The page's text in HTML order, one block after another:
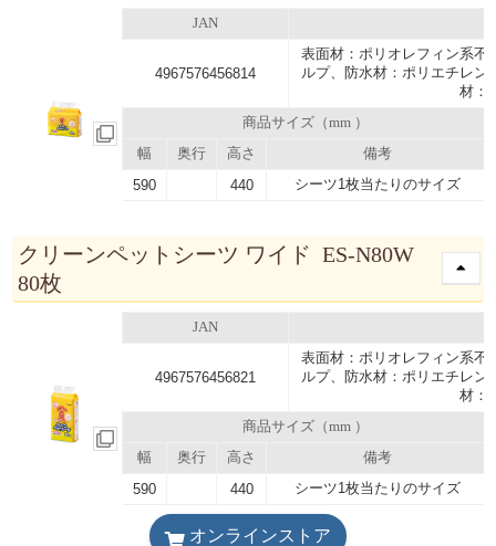
JAN
4967576456814
表面材：ポリオレフィン系不
ルプ、防水材：ポリエチレン
材：
商品サイズ（mm ）
幅
奥行 高さ 備考
590 440 シーツ1枚当たりのサイズ
クリーンペットシーツ ワイド ES-N80W
80枚
JAN
4967576456821
表面材：ポリオレフィン系不
ルプ、防水材：ポリエチレン
材：
商品サイズ（mm ）
幅
奥行 高さ 備考
590 440 シーツ1枚当たりのサイズ
オンラインストア